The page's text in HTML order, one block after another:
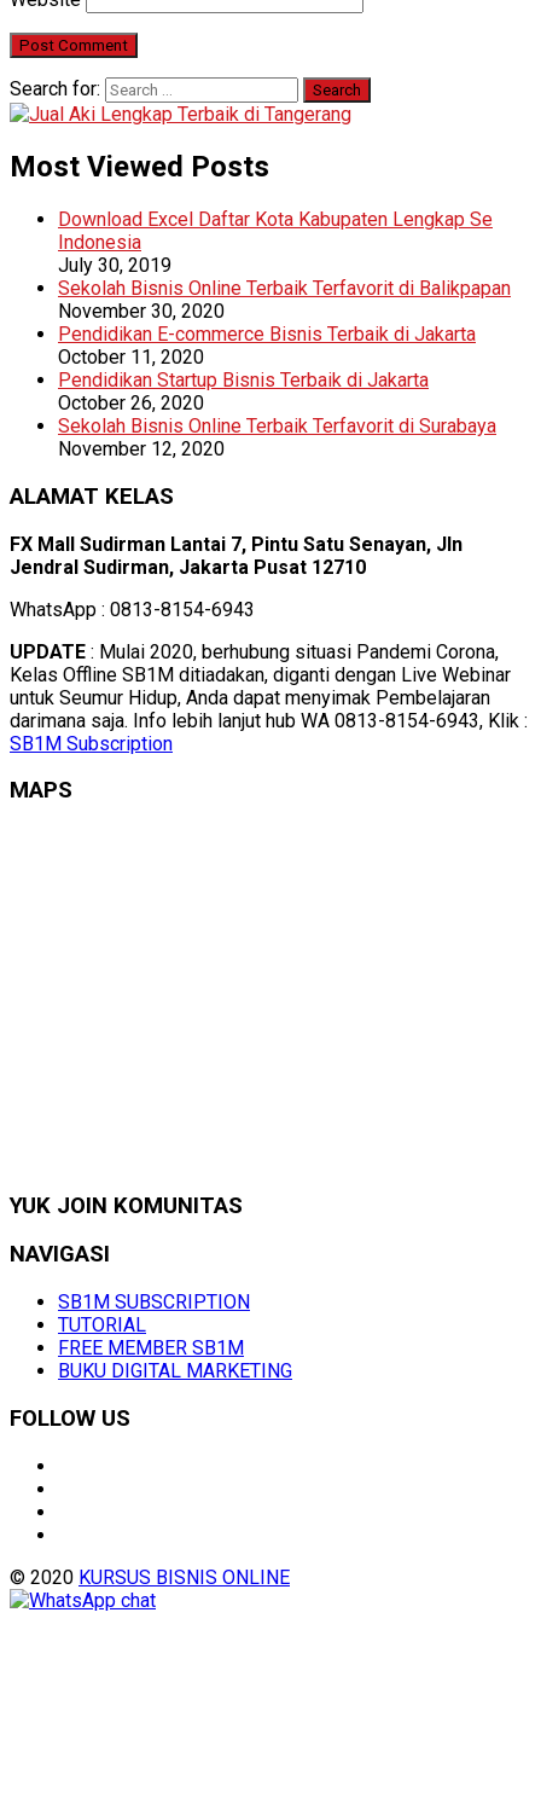
Search for:
Most Viewed Posts
Download Excel Daftar Kota Kabupaten Lengkap Se
Indonesia
July 30, 2019
Sekolah Bisnis Online Terbaik Terfavorit di Balikpapan
November 30, 2020
Pendidikan E-commerce Bisnis Terbaik di Jakarta
October 11, 2020
Pendidikan Startup Bisnis Terbaik di Jakarta
October 26, 2020
Sekolah Bisnis Online Terbaik Terfavorit di Surabaya
November 12, 2020
ALAMAT KELAS
FX Mall Sudirman Lantai 7, Pintu Satu Senayan, Jln
Jendral Sudirman, Jakarta Pusat 12710
WhatsApp : 0813-8154-6943
UPDATE : Mulai 2020, berhubung situasi Pandemi Corona,
Kelas Offline SB1M ditiadakan, diganti dengan Live Webinar
untuk Seumur Hidup, Anda dapat menyimak Pembelajaran
darimana saja. Info lebih lanjut hub WA 0813-8154-6943, Klik :
SB1M Subscription
MAPS
YUK JOIN KOMUNITAS
NAVIGASI
SB1M SUBSCRIPTION
TUTORIAL
FREE MEMBER SB1M
BUKU DIGITAL MARKETING
FOLLOW US
© 2020 KURSUS BISNIS ONLINE